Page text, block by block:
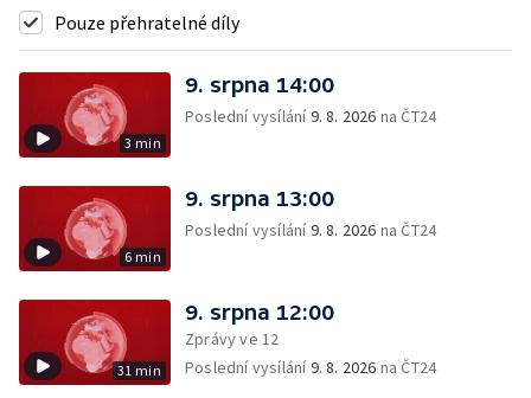
Pouze přehratelné díly
3 min
9. srpna 14:00
Poslední vysílání9. 8. 2026 na ČT24
6 min
9. srpna 13:00
Poslední vysílání9. 8. 2026 na ČT24
31 min
9. srpna 12:00
Zprávy ve 12
Poslední vysílání9. 8. 2026 na ČT24